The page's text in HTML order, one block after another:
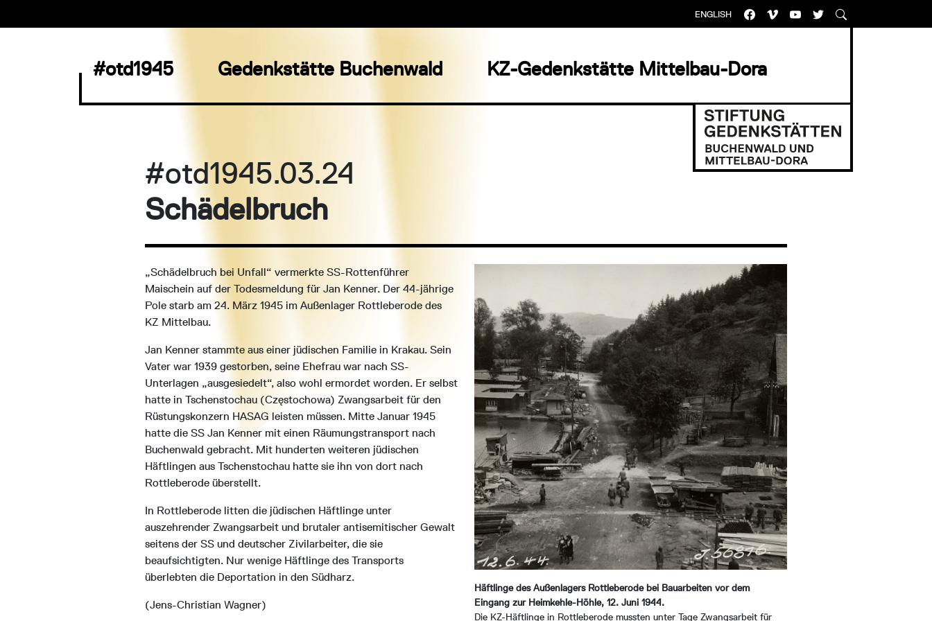
ENGLISH
#otd1945 Gedenkstätte Buchenwald KZ-Gedenkstätte Mittelbau-Dora
#otd1945.03.24
Schädelbruch
„Schädelbruch bei Unfall“ vermerkte SS-Rottenführer
Maischein auf der Todesmeldung für Jan Kenner. Der 44-jährige
Pole starb am 24. März 1945 im Außenlager Rottleberode des
KZ Mittelbau.
Jan Kenner stammte aus einer jüdischen Familie in Krakau. Sein
Vater war 1939 gestorben, seine Ehefrau war nach SS-
Unterlagen „ausgesiedelt“, also wohl ermordet worden. Er selbst
hatte in Tschenstochau (Częstochowa) Zwangsarbeit für den
Rüstungskonzern HASAG leisten müssen. Mitte Januar 1945
hatte die SS Jan Kenner mit einen Räumungstransport nach
Buchenwald gebracht. Mit hunderten weiteren jüdischen
Häftlingen aus Tschenstochau hatte sie ihn von dort nach
Rottleberode überstellt.
In Rottleberode litten die jüdischen Häftlinge unter
auszehrender Zwangsarbeit und brutaler antisemitischer Gewalt
seitens der SS und deutscher Zivilarbeiter, die sie
beaufsichtigten. Nur wenige Häftlinge des Transports
überlebten die Deportation in den Südharz.
(Jens-Christian Wagner)
Häftlinge des Außenlagers Rottleberode bei Bauarbeiten vor dem
Eingang zur Heimkehle-Höhle, 12. Juni 1944.
Die KZ-Häftlinge in Rottleberode mussten unter Tage Zwangsarbeit für